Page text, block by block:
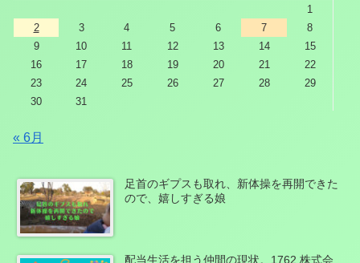
1
2
3 4 5 6 7
8
9
10 11 12 13 14
15
16
17 18 19 20 21
22
23
24 25 26 27 28
29
30
31
« 6月
足首のギプスも取れ、新体操を再開できた
ので、嬉しすぎる娘
配当生活を担う仲間の現状。1762 株式会